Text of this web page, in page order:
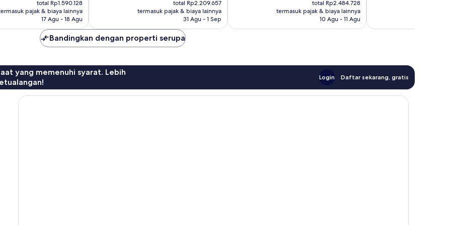
Rp1.360.438
total Rp1.590.128
pajak & biaya lainnya
17 Agu - 18 Agu
Rp1.904.641
total Rp2.209.657
termasuk pajak & biaya lainnya
31 Agu - 1 Sep
Rp2.146.227
total Rp2.484.728
termasuk pajak & biaya lainnya
10 Agu - 11 Agu
Bandingkan dengan properti serupa
yang memenuhi syarat. Lebih
Login Daftar sekarang, gratis